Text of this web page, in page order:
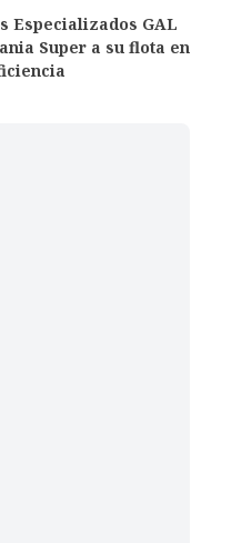
Especializados GAL
Super a su flota en